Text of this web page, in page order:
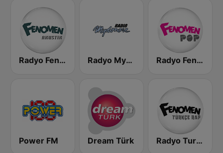
Radyo Fenomen Akustik Radyo Mydonose Radyo Fenomen Pop
Power FM Dream Türk Radyo Turkçe Rap